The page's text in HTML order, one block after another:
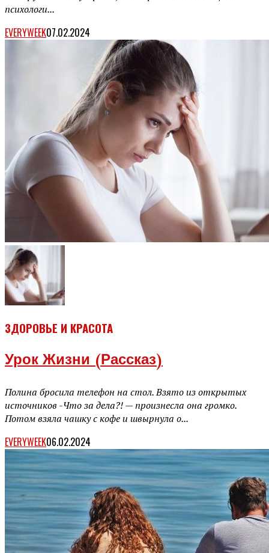
психологи...
EVERYWEEK07.02.2024
ЗДОРОВЬЕ И КРАСОТА
Урок Жизни (рассказ)
Полина бросила телефон на стол. Взято из открытых
источников -Что за дела?! — произнесла она громко.
Потом взяла чашку с кофе и швырнула о...
EVERYWEEK06.02.2024